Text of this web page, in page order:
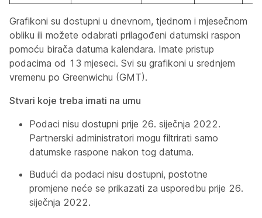
Grafikoni su dostupni u dnevnom, tjednom i mjesečnom
obliku ili možete odabrati prilagođeni datumski raspon
pomoću birača datuma kalendara. Imate pristup
podacima od 13 mjeseci. Svi su grafikoni u srednjem
vremenu po Greenwichu (GMT).
Stvari koje treba imati na umu
Podaci nisu dostupni prije 26. siječnja 2022.
Partnerski administratori mogu filtrirati samo
datumske raspone nakon tog datuma.
Budući da podaci nisu dostupni, postotne
promjene neće se prikazati za usporedbu prije 26.
siječnja 2022.